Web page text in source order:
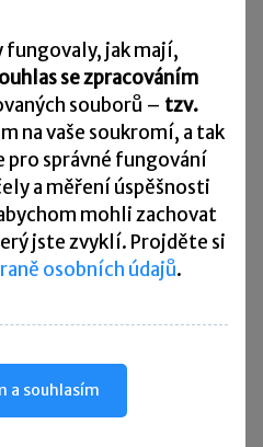
,
8 měsíců
měsíců.
nárok na podporu
bonus se
fungovaly, jak mají,
se zpracováním
souborů – tzv.
na vaše soukromí, a tak
pro správné fungování
a měření úspěšnosti
mohli zachovat
jste zvyklí. Projděte si
osobních údajů.
a souhlasím